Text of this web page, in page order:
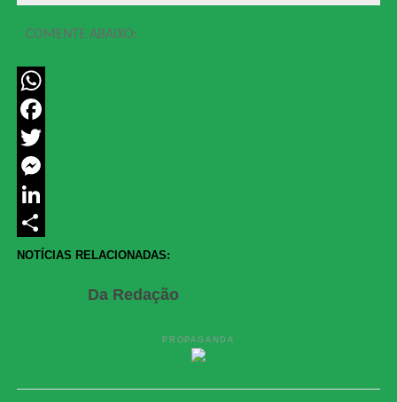
COMENTE ABAIXO:
WhatsApp
Facebook
Twitter
Messenger
LinkedIn
Share
NOTÍCIAS RELACIONADAS:
Da Redação
PROPAGANDA